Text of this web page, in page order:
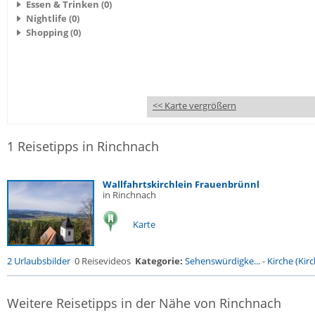
Essen & Trinken (0)
Nightlife (0)
Shopping (0)
<< Karte vergrößern
1 Reisetipps in Rinchnach
Wallfahrtskirchlein Frauenbrünnl
in Rinchnach
Karte
2 Urlaubsbilder 0 Reisevideos Kategorie: Sehenswürdigke...- Kirche
Weitere Reisetipps in der Nähe von Rinchnach